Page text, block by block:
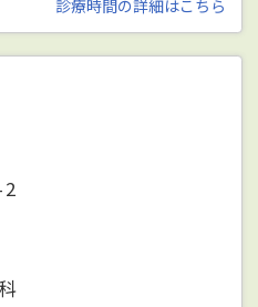
診療時間の詳細はこちら